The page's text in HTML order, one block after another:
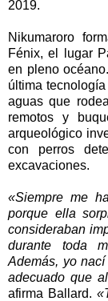
2019.
Nikumaroro
Fénix, el lugar
en pleno
última
aguas que
remotos y
arqueológico
con perros
excavaciones.
«Siempre me
porque ella
consideraban
durante toda
Además, yo
adecuado que
afirma Ballard.